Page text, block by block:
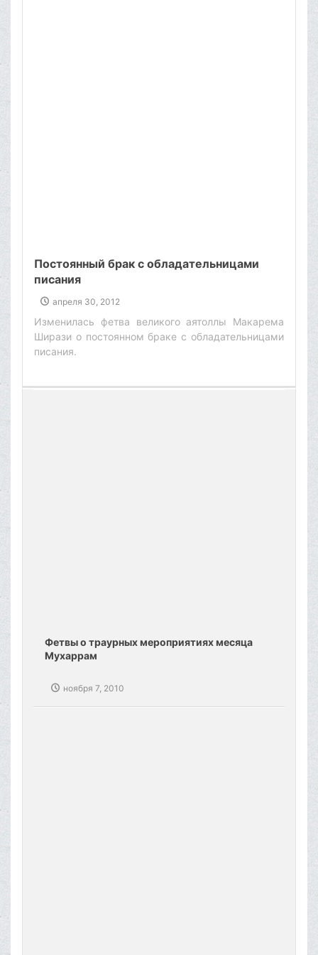
Постоянный брак с обладательницами
писания
апреля 30, 2012
Изменилась фетва великого аятоллы Макарема
Ширази о постоянном браке с обладательницами
писания.
Фетвы о траурных мероприятиях месяца
Мухаррам
ноября 7, 2010